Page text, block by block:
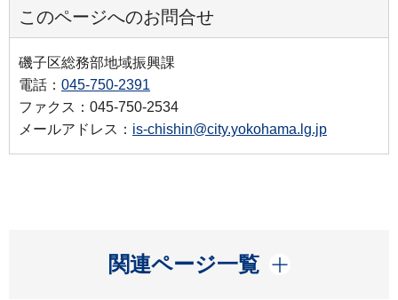
このページへのお問合せ
磯子区総務部地域振興課
電話： 045-750-2391
ファクス：045-750-2534
メールアドレス： is-chishin@city.yokohama.lg.jp
関連ページ一覧
開く